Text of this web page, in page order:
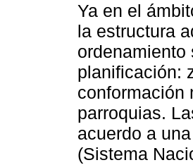
Ya en el
la estructura
ordenamiento
planificación:
conformación
parroquias.
acuerdo a
(Sistema